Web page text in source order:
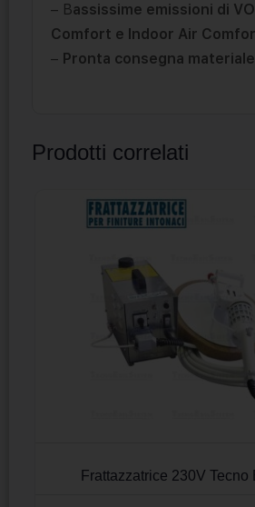
– Bassissime emissioni di
Comfort e Indoor Air
– Pronta consegna materiale
Prodotti correlati
Frattazzatrice 230V Tecno